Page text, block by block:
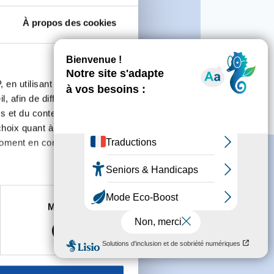
À propos des cookies
en utilisant des
afin de diffuser des
du contenu, ainsi que de
quant à l'utilisation de
en consultant la
à plusieurs mètres près
reportez-vous à lasection «
sur les cookies.
Marketing
et Feurs
actions :
Octobre Rose
conditions généraleset souhaite